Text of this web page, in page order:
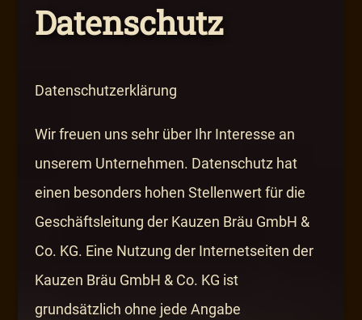
Datenschutz
Datenschutzerklärung
Wir freuen uns sehr über Ihr Interesse an
unserem Unternehmen. Datenschutz hat
einen besonders hohen Stellenwert für die
Geschäftsleitung der Kauzen Bräu GmbH &
Co. KG. Eine Nutzung der Internetseiten der
Kauzen Bräu GmbH & Co. KG ist
grundsätzlich ohne jede Angabe